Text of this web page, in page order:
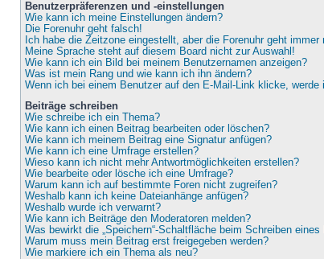
Benutzerpräferenzen und -einstellungen
Wie kann ich meine Einstellungen ändern?
Die Forenuhr geht falsch!
Ich habe die Zeitzone eingestellt, aber die Forenuhr geht immer
Meine Sprache steht auf diesem Board nicht zur Auswahl!
Wie kann ich ein Bild bei meinem Benutzernamen anzeigen?
Was ist mein Rang und wie kann ich ihn ändern?
Wenn ich bei einem Benutzer auf den E-Mail-Link klicke,
Beiträge schreiben
Wie schreibe ich ein Thema?
Wie kann ich einen Beitrag bearbeiten oder löschen?
Wie kann ich meinem Beitrag eine Signatur anfügen?
Wie kann ich eine Umfrage erstellen?
Wieso kann ich nicht mehr Antwortmöglichkeiten erstellen?
Wie bearbeite oder lösche ich eine Umfrage?
Warum kann ich auf bestimmte Foren nicht zugreifen?
Weshalb kann ich keine Dateianhänge anfügen?
Weshalb wurde ich verwarnt?
Wie kann ich Beiträge den Moderatoren melden?
Was bewirkt die „Speichern“-Schaltfläche beim Schreiben eines
Warum muss mein Beitrag erst freigegeben werden?
Wie markiere ich ein Thema als neu?